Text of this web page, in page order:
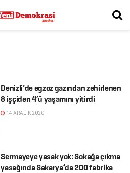
Denizli’de egzoz gazından zehirlenen
8 işçiden 4’ü yaşamını yitirdi
14 ARALIK 2020
Sermayeye yasak yok: Sokağa çıkma
yasağında Sakarya’da 200 fabrika